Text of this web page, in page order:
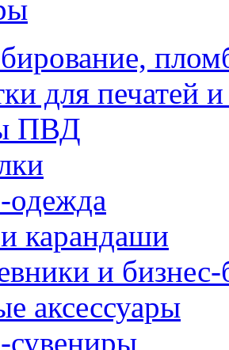
для печатей
ПВД
карандаши
и
аксессуары